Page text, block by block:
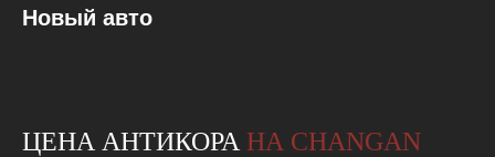
Новый авто
ЦЕНА АНТИКОРА НА CHANGAN